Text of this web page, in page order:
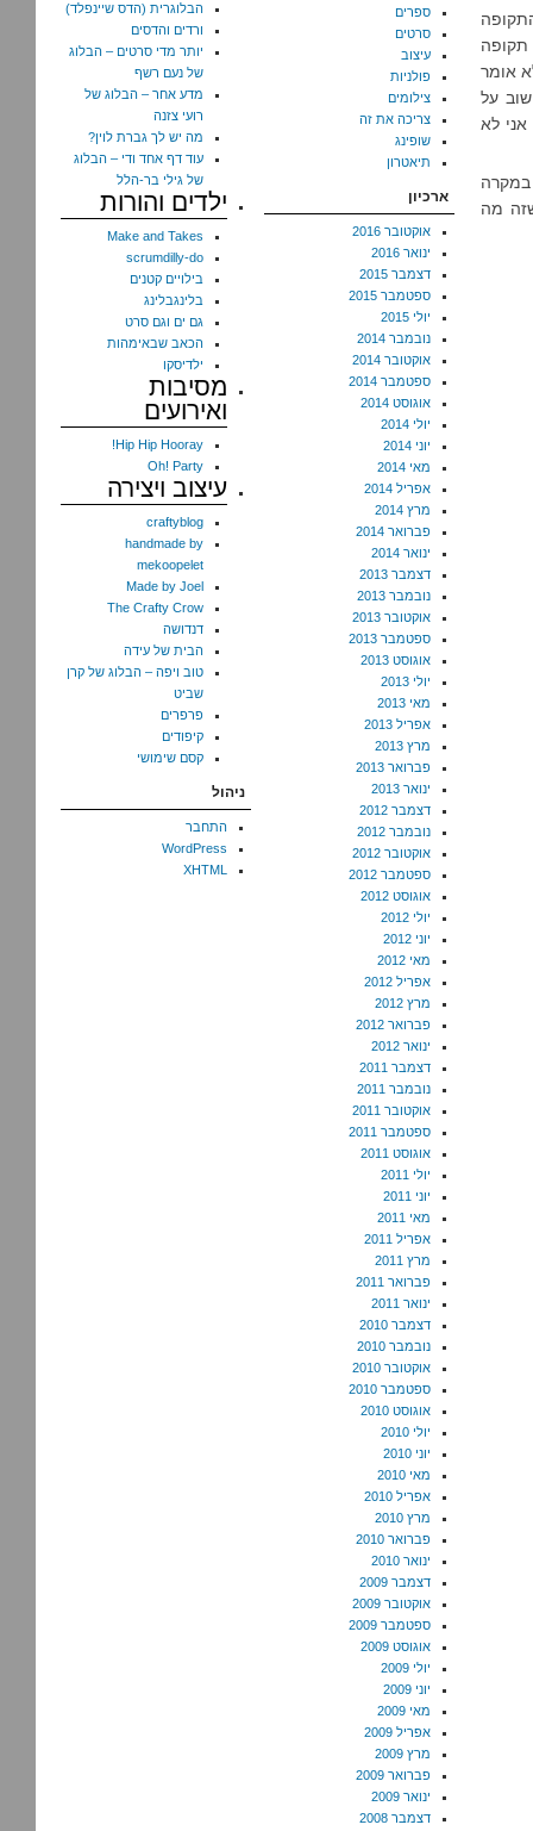
תקופה
אומר
על
לא
במקרה
מה
ספרים
סרטים
עיצוב
פולניות
צילומים
צריכה את זה
שופינג
תיאטרון
ארכיון
אוקטובר 2016
ינואר 2016
דצמבר 2015
ספטמבר 2015
יולי 2015
נובמבר 2014
אוקטובר 2014
ספטמבר 2014
אוגוסט 2014
יולי 2014
יוני 2014
מאי 2014
אפריל 2014
מרץ 2014
פברואר 2014
ינואר 2014
דצמבר 2013
נובמבר 2013
אוקטובר 2013
ספטמבר 2013
אוגוסט 2013
יולי 2013
מאי 2013
אפריל 2013
מרץ 2013
פברואר 2013
ינואר 2013
דצמבר 2012
נובמבר 2012
אוקטובר 2012
ספטמבר 2012
אוגוסט 2012
יולי 2012
יוני 2012
מאי 2012
אפריל 2012
מרץ 2012
פברואר 2012
ינואר 2012
דצמבר 2011
נובמבר 2011
אוקטובר 2011
ספטמבר 2011
אוגוסט 2011
יולי 2011
יוני 2011
מאי 2011
אפריל 2011
מרץ 2011
פברואר 2011
ינואר 2011
דצמבר 2010
נובמבר 2010
אוקטובר 2010
ספטמבר 2010
אוגוסט 2010
יולי 2010
יוני 2010
מאי 2010
אפריל 2010
מרץ 2010
פברואר 2010
ינואר 2010
דצמבר 2009
אוקטובר 2009
ספטמבר 2009
אוגוסט 2009
יולי 2009
יוני 2009
מאי 2009
אפריל 2009
מרץ 2009
פברואר 2009
ינואר 2009
דצמבר 2008
הבלוגרית (הדס שיינפלד)
ורדים והדסים
יותר מדי סרטים – הבלוג
של נעם רשף
מדע אחר – הבלוג של
רועי צזנה
מה יש לך גברת לוין?
עוד דף אחד ודי – הבלוג
של גילי בר-הלל
ילדים והורות
Make and Takes
scrumdilly-do
בילויים קטנים
בלינגבלינג
גם ים וגם סרט
הכאב שבאימהות
ילדיסקו
מסיבות
ואירועים
Hip Hip Hooray!
Oh! Party
עיצוב ויצירה
craftyblog
handmade by
mekoopelet
Made by Joel
The Crafty Crow
דנדושה
הבית של עידה
טוב ויפה – הבלוג של קרן
שביט
פרפרים
קיפודים
קסם שימושי
ניהול
התחבר
WordPress
XHTML